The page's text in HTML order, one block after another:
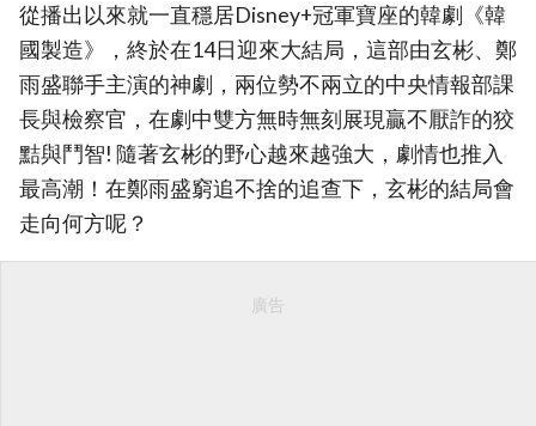
從播出以來就一直穩居Disney+冠軍寶座的韓劇《韓
國製造》，終於在14日迎來大結局，這部由玄彬、鄭
雨盛聯手主演的神劇，兩位勢不兩立的中央情報部課
長與檢察官，在劇中雙方無時無刻展現贏不厭詐的狡
黠與鬥智! 隨著玄彬的野心越來越強大，劇情也推入
最高潮！在鄭雨盛窮追不捨的追查下，玄彬的結局會
走向何方呢？
廣告